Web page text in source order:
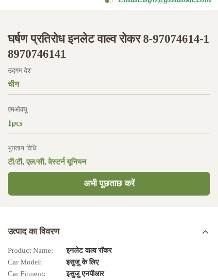
घर्षण प्रतिरोध इनलेट वाल्व रोकर 8-97074614-1
8970746141
उद्गम देश
चीन
एमओक्यू
1pcs
भुगतान विधि
टी/टी, एल/सी, वेस्टर्न यूनियन
अभी पूछताछ करें
उत्पाद का विवरण
Product Name:
इनलेट वाल्व रॉकर
Car Model:
इसुजु के लिए
Car Fitment:
इसुजु एनपीआर